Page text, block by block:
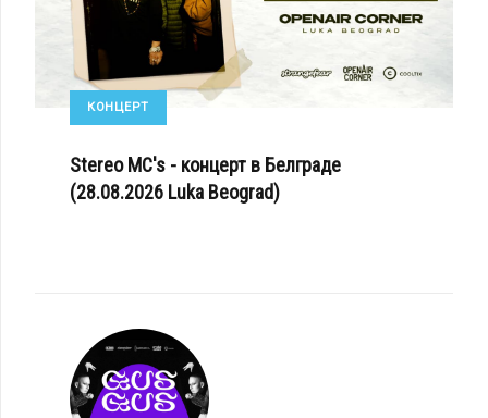
КОНЦЕРТ
Stereo MC's - концерт в Белграде
(28.08.2026 Luka Beograd)